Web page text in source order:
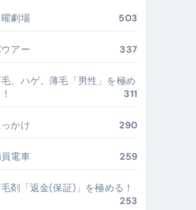
雑学 #ナレーター #小林将大
#雑学 #ナレーター #小林将大
解を出す快眠ガイド
てる選び方＆続け方ガイド
極の旅術
曜劇場 503
アー 337
、ハゲ、薄毛「男性」を極め
311
かけ 290
電車 259
剤「返金(保証)」を極める！
253